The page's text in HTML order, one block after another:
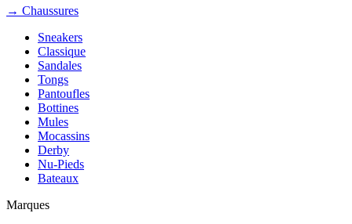
→ Chaussures
Sneakers
Classique
Sandales
Tongs
Pantoufles
Bottines
Mules
Mocassins
Derby
Nu-Pieds
Bateaux
Marques